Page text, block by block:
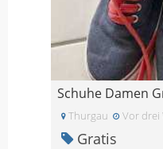
Schuhe Damen
Thurgau Vor drei
Gratis